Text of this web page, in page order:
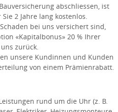
abschliessen, ist
2 Jahre lang kostenlos.
bei uns versichert sind,
«Kapitalbonus» 20 % Ihrer
zurück.
unsere Kundinnen und Kunden
von einem Prämienrabatt.
rund um die Uhr (z. B.